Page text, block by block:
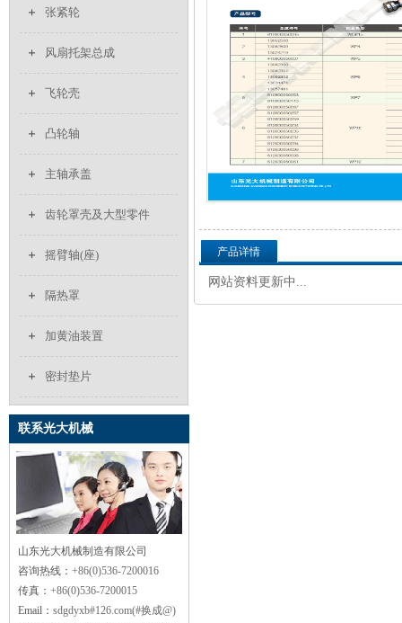
产品详情
网站资料更新中...
张紧轮
风扇托架总成
飞轮壳
凸轮轴
主轴承盖
齿轮罩壳及大型零件
摇臂轴(座)
隔热罩
加黄油装置
密封垫片
联系光大机械
山东光大机械制造有限公司
咨询热线： +86(0)536-7200016
传真： +86(0)536-7200015
Email： sdgdyxb#126.com(#换成@)